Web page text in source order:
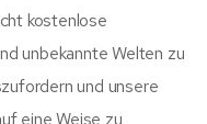
kostenlose
unbekannte Welten zu
und unsere
eine Weise zu